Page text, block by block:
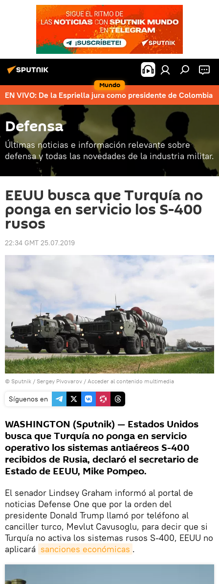
Mundo
EN VIVO: De la Espriella jura como presidente de Colombia
Defensa
Últimas noticias e información relevante sobre
defensa y todas las novedades de la industria militar.
EEUU busca que Turquía no
ponga en servicio los S-400
rusos
22:34 GMT 25.07.2019
© Sputnik / Sergey Pivovarov / Acceder al contenido multimedia
Síguenos en
WASHINGTON (Sputnik) — Estados Unidos
busca que Turquía no ponga en servicio
operativo los sistemas antiaéreos S-400
recibidos de Rusia, declaró el secretario de
Estado de EEUU, Mike Pompeo.
El senador Lindsey Graham informó al portal de
noticias Defense One que por la orden del
presidente Donald Trump llamó por teléfono al
canciller turco, Mevlut Cavusoglu, para decir que si
Turquía no activa los sistemas rusos S-400, EEUU no
aplicará sanciones económicas .